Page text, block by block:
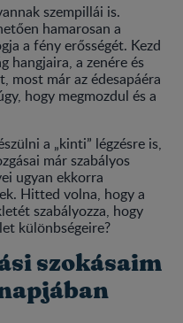
szempillái is.
hamarosan a
a fény erősségét. Kezd
hangjaira, a zenére és
most már az édesapáéra
hogy megmozdul és a
a „kinti” légzésre is,
már szabályos
ugyan ekkorra
Hitted volna, hogy a
szabályozza, hogy
különbségeire?
szokásaim